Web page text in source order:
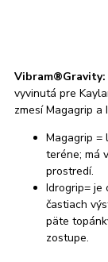
Vibram®Gravity:
vyvinutá pre
zmesí Magagrip a
Magagrip
teréne; má
prostredí.
Idrogrip= je
častiach
päte
zostupe.